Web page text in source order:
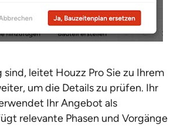
leitet Houzz Pro Sie zu Ihrem
um die Details zu prüfen. Ihr
Ihr Angebot als
relevante Phasen und Vorgänge